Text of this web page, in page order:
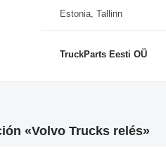
Estonia, Tallinn
TruckParts Eesti OÜ
«Volvo Trucks relés»